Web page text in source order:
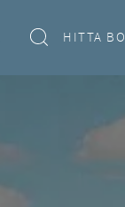
HITTA